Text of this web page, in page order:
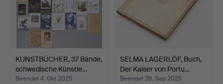
KUNSTBÜCHER, 37 Bände,
schwedische Künstle…
Beendet 4. Okt 2025
SELMA LAGERLÖF, Buch,
Der Kaiser von Portu…
Beendet 26. Sep 2025